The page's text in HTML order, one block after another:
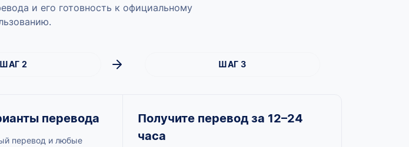
и его готовность к официальному
ШАГ 2 ШАГ 3
перевода
перевод и любые
Получите перевод за 12–24
часа